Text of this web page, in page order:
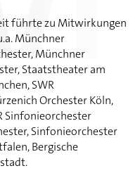
führte zu Mitwirkungen
Münchner
Münchner
Staatstheater am
SWR
Orchester Köln,
Sinfonieorchester
Sinfonieorchester
Bergische